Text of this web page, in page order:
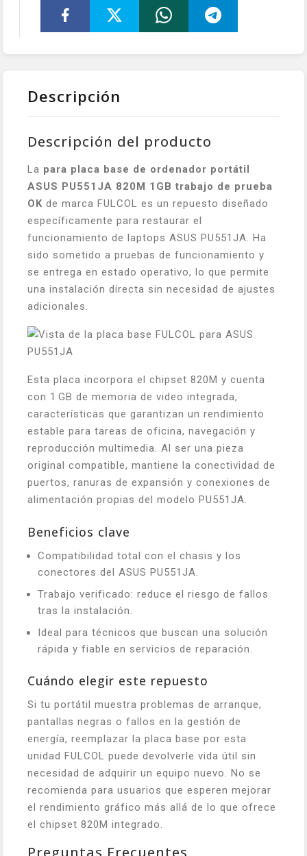
Descripción
Descripción del producto
La para placa base de ordenador portátil
ASUS PU551JA 820M 1GB trabajo de prueba
OK de marca FULCOL es un repuesto diseñado
específicamente para restaurar el
funcionamiento de laptops ASUS PU551JA. Ha
sido sometido a pruebas de funcionamiento y
se entrega en estado operativo, lo que permite
una instalación directa sin necesidad de ajustes
adicionales.
Esta placa incorpora el chipset 820M y cuenta
con 1 GB de memoria de video integrada,
características que garantizan un rendimiento
estable para tareas de oficina, navegación y
reproducción multimedia. Al ser una pieza
original compatible, mantiene la conectividad de
puertos, ranuras de expansión y conexiones de
alimentación propias del modelo PU551JA.
Beneficios clave
Compatibilidad total con el chasis y los
conectores del ASUS PU551JA.
Trabajo verificado: reduce el riesgo de fallos
tras la instalación.
Ideal para técnicos que buscan una solución
rápida y fiable en servicios de reparación.
Cuándo elegir este repuesto
Si tu portátil muestra problemas de arranque,
pantallas negras o fallos en la gestión de
energía, reemplazar la placa base por esta
unidad FULCOL puede devolverle vida útil sin
necesidad de adquirir un equipo nuevo. No se
recomienda para usuarios que esperen mejorar
el rendimiento gráfico más allá de lo que ofrece
el chipset 820M integrado.
Preguntas Frecuentes